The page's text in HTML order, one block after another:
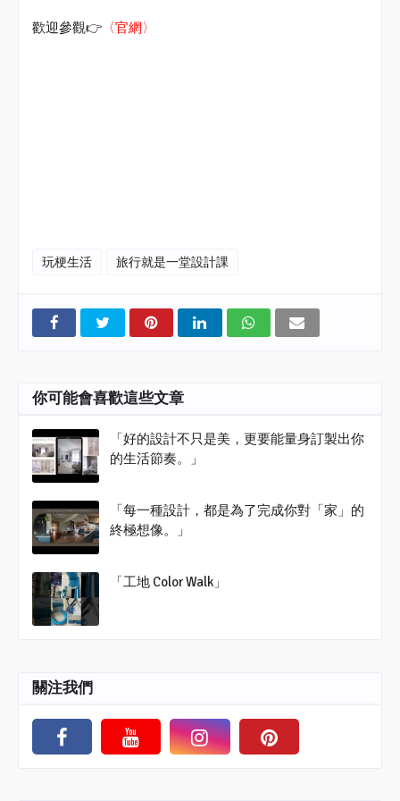
歡迎參觀👉 〈官網〉
玩梗生活 旅行就是一堂設計課
你可能會喜歡這些文章
「好的設計不只是美，更要能量身訂製出你
的生活節奏。」
「每一種設計，都是為了完成你對「家」的
終極想像。」
「工地 Color Walk」
關注我們